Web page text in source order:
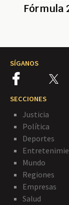
Fórmula
SÍGANOS
SECCIONES
Justicia
Política
Deportes
Mundo
Regiones
Empresas
Salud